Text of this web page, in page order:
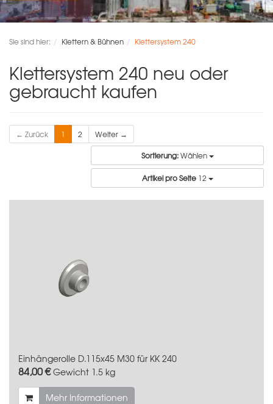
Sie sind hier: Klettern & Bühnen Klettersystem 240
Klettersystem 240 neu oder
gebraucht kaufen
← Zurück 1 2
Weiter →
Sortierung:Wählen
Artikel pro Seite 12
Einhängerolle D.115x45 M30 für KK 240
84,00 €Gewicht 1.5 kg
Mehr Informationen